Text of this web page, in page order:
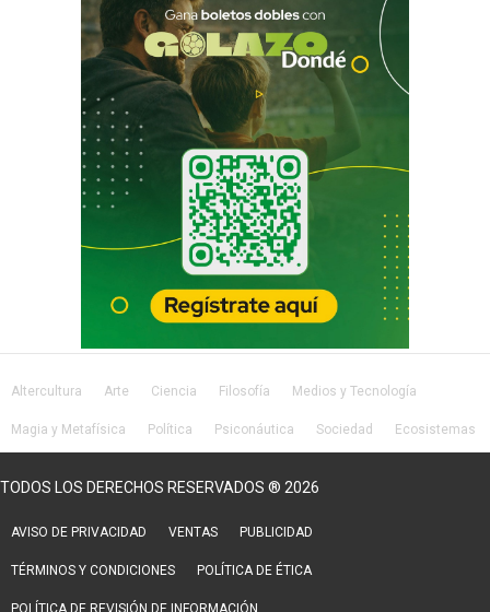
Altercultura Arte Ciencia Filosofía Medios y Tecnología
Magia y Metafísica Política Psiconáutica Sociedad Ecosistemas
TODOS LOS DERECHOS RESERVADOS ® 2026
AVISO DE PRIVACIDAD VENTAS PUBLICIDAD
TÉRMINOS Y CONDICIONES POLÍTICA DE ÉTICA
POLÍTICA DE REVISIÓN DE INFORMACIÓN